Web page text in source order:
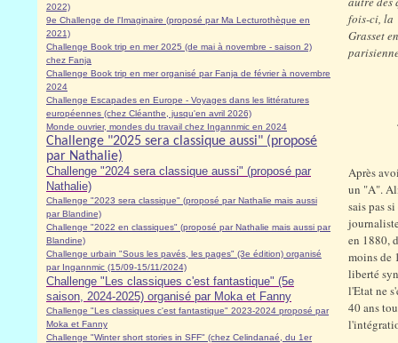
2022)
9e Challenge de l'Imaginaire (proposé par Ma Lecturothèque en
2021)
Challenge Book trip en mer 2025 (de mai à novembre - saison 2)
chez Fanja
Challenge Book trip en mer organisé par Fanja de février à novembre
2024
Challenge Escapades en Europe - Voyages dans les littératures
européennes (chez Cléanthe, jusqu'en avril 2026)
Monde ouvrier, mondes du travail chez Ingannmic en 2024
Challenge "2025 sera classique aussi" (proposé
par Nathalie)
Challenge "2024 sera classique aussi" (proposé par
Nathalie)
Challenge "2023 sera classique" (proposé par Nathalie mais aussi
par Blandine)
Challenge "2022 en classiques" (proposé par Nathalie mais aussi par
Blandine)
Challenge urbain "Sous les pavés, les pages" (3e édition) organisé
par Ingannmic (15/09-15/11/2024)
Challenge "Les classiques c'est fantastique" (5e
saison, 2024-2025) organisé par Moka et Fanny
Challenge "Les classiques c'est fantastique" 2023-2024 proposé par
Moka et Fanny
Challenge "Winter short stories in SFF" (chez Celindanaé, du 1er
fois-ci, la
Grasset
Après
un "A".
sais pas
en 1880,
moins de
liberté
l'Etat ne
40 ans